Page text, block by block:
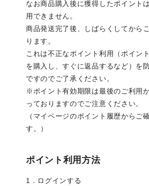
なお商品購入後に獲得したポイント
用できません。
商品発送完了後、しばらくしてから
ります。
これは不正なポイント利用（ポイン
を購入し、すぐに返品するなど）を
ですのでご了承ください。
※ポイント有効期限は最後のご利用
っておりますのでご注意ください。
（マイページのポイント履歴からご
す。）
ポイント利用方法
1．ログインする